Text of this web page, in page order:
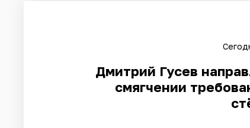
Дмитрий Гусев
смягчении